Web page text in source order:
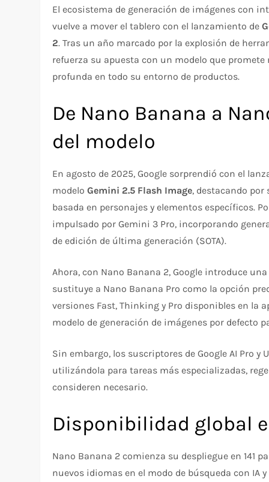
El ecosistema de generación de imágenes con
vuelve a mover el tablero con el lanzamiento de
2. Tras un año marcado por la explosión de
refuerza su apuesta con un modelo que
profunda en todo su entorno de productos.
De Nano Banana a
del modelo
En agosto de 2025, Google sorprendió con el
modeloGemini 2.5 Flash Image, destacando
basada en personajes y elementos específicos.
impulsado por Gemini 3 Pro, incorporando
de edición de última generación (SOTA).
Ahora, con Nano Banana 2, Google introduce
sustituye a Nano Banana Pro como la opción
versiones Fast, Thinking y Pro disponibles en la
modelo de generación de imágenes por defecto
Sin embargo, los suscriptores de Google AI Pro
utilizándola para tareas más especializadas,
consideren necesario.
Disponibilidad global
Nano Banana 2 comienza su despliegue en 141
nuevos idiomas en el modo de búsqueda con IA